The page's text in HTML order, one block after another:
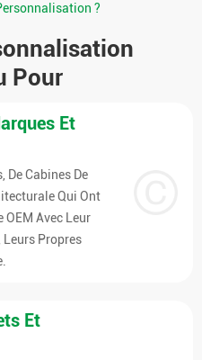
?
Pour
Et
De Cabines De
Qui Ont
OEM Avec Leur
Leurs Propres
Et